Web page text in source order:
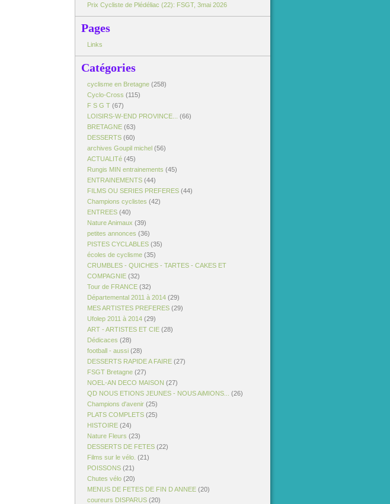
Prix Cycliste de Plédéliac (22): FSGT, 3mai 2026
Pages
Links
Catégories
cyclisme en Bretagne (258)
Cyclo-Cross (115)
F S G T (67)
LOISIRS-W-END PROVINCE...
(66)
BRETAGNE (63)
DESSERTS (60)
archives Goupil michel (56)
ACTUALITé (45)
Rungis MIN entrainements (45)
ENTRAINEMENTS (44)
FILMS OU SERIES PREFERES (44)
Champions cyclistes (42)
ENTREES (40)
Nature Animaux (39)
petites annonces (36)
PISTES CYCLABLES (35)
écoles de cyclisme (35)
CRUMBLES - QUICHES - TARTES - CAKES ET
COMPAGNIE (32)
Tour de FRANCE (32)
Départemental 2011 à 2014 (29)
MES ARTISTES PREFERES (29)
Ufolep 2011 à 2014 (29)
ART - ARTISTES ET CIE (28)
Dédicaces (28)
football - aussi (28)
DESSERTS RAPIDE A FAIRE (27)
FSGT Bretagne (27)
NOEL-AN DECO MAISON (27)
QD NOUS ETIONS JEUNES - NOUS AiMIONS...
(26)
Champions d'avenir (25)
PLATS COMPLETS (25)
HISTOIRE (24)
Nature Fleurs (23)
DESSERTS DE FETES (22)
Films sur le vélo. (21)
POISSONS (21)
Chutes vélo (20)
MENUS DE FETES DE FIN D ANNEE (20)
coureurs DISPARUS (20)